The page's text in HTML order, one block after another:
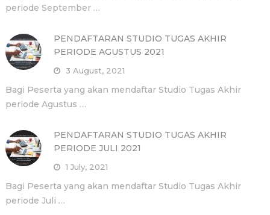
periode September …
PENDAFTARAN STUDIO TUGAS AKHIR
PERIODE AGUSTUS 2021
3 August, 2021
Bagi Peserta yang akan mendaftar Studio Tugas Akhir
periode Agustus …
PENDAFTARAN STUDIO TUGAS AKHIR
PERIODE JULI 2021
1 July, 2021
Bagi Peserta yang akan mendaftar Studio Tugas Akhir
periode Juli …